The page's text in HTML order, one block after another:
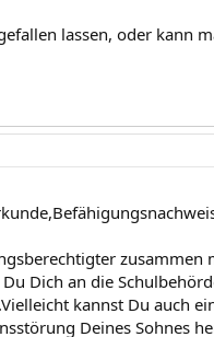
lassen, oder kann
zusammen
Dich an die
kannst Du auch
Deines Sohnes